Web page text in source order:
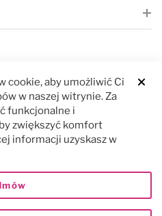
cookie, aby umożliwić Ci
w naszej witrynie. Za
funkcjonalne i
zwiększyć komfort
informacji uzyskasz w